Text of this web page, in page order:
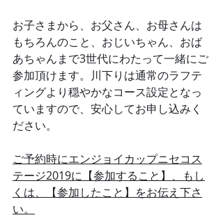
お子さまから、お父さん、お母さんは
もちろんのこと、おじいちゃん、おば
あちゃんまで3世代にわたって一緒にご
参加頂けます。川下りは通常のラフテ
ィングより穏やかなコース設定となっ
ていますので、安心してお申し込みく
ださい。
ご予約時にエンジョイカップニセコス
テージ2019に【参加すること】、もし
くは、【参加したこと】をお伝え下さ
い。